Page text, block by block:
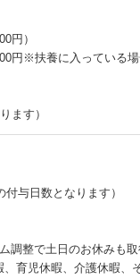
円）
円※扶養に入っている
ます）
与日数となります）
調整で土日のお休みも
育児休暇、介護休暇、